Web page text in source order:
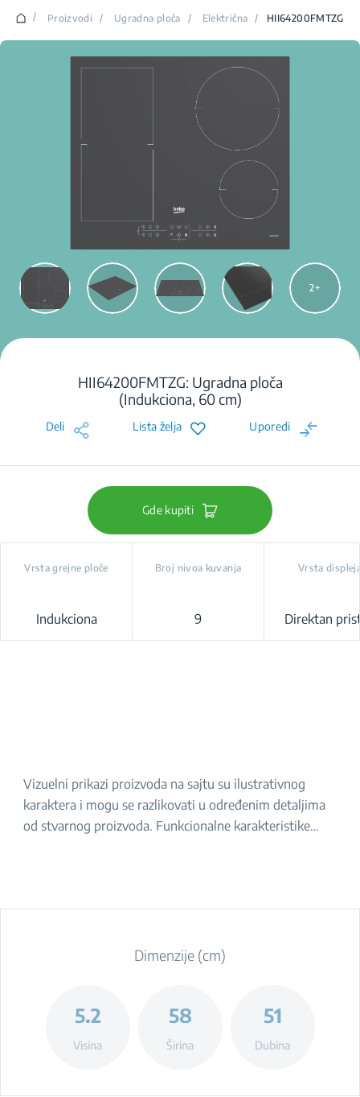
/ Proizvodi / Ugradna ploča / Električna / HII64200FMTZG
2
HII64200FMTZG: Ugradna ploča
(Indukciona, 60 cm)
Deli Lista želja Uporedi
Gde kupiti
Vrsta grejne ploče
Indukciona
Broj nivoa kuvanja
9
Vrsta
Direktan
Vizuelni prikazi proizvoda na sajtu su ilustrativnog
karaktera i mogu se razlikovati u određenim detaljima
od stvarnog proizvoda. Funkcionalne karakteristike
Dimenzije (cm)
5.2
Visina
58
Širina
51
Dubina